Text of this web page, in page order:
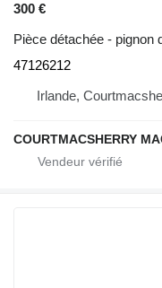
300 €
Pièce détachée - pignon
47126212
Irlande,
COURTMACSHERRY